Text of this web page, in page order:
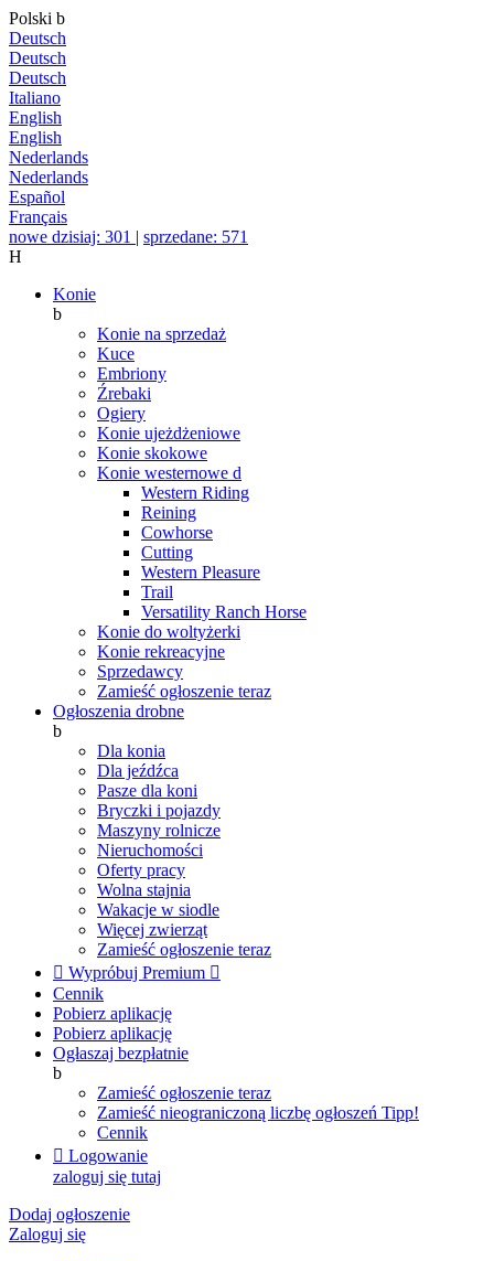
Polski b
Deutsch
Deutsch
Deutsch
Italiano
English
English
Nederlands
Nederlands
Español
Français
nowe dzisiaj: 301 | sprzedane: 571
H
Konie
b
Konie na sprzedaż
Kuce
Embriony
Źrebaki
Ogiery
Konie ujeżdżeniowe
Konie skokowe
Konie westernowe d
Western Riding
Reining
Cowhorse
Cutting
Western Pleasure
Trail
Versatility Ranch Horse
Konie do woltyżerki
Konie rekreacyjne
Sprzedawcy
Zamieść ogłoszenie teraz
Ogłoszenia drobne
b
Dla konia
Dla jeźdźca
Pasze dla koni
Bryczki i pojazdy
Maszyny rolnicze
Nieruchomości
Oferty pracy
Wolna stajnia
Wakacje w siodle
Więcej zwierząt
Zamieść ogłoszenie teraz
 Wypróbuj Premium 
Cennik
Pobierz aplikację
Pobierz aplikację
Ogłaszaj bezpłatnie
b
Zamieść ogłoszenie teraz
Zamieść nieograniczoną liczbę ogłoszeń Tipp!
Cennik
 Logowanie
zaloguj się tutaj
Dodaj ogłoszenie
Zaloguj się